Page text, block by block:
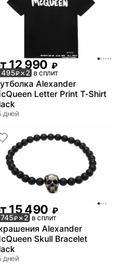
12 990 ₽
495₽× 2 в сплит
Alexander
Letter Print T-Shirt
дней
15 490 ₽
₽× 2 в сплит
Alexander
Skull Bracelet
дней